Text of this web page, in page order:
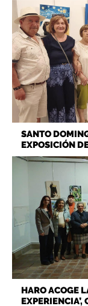
SANTO
EXPOSICIÓN
HARO ACOGE
EXPERIENCIA’,